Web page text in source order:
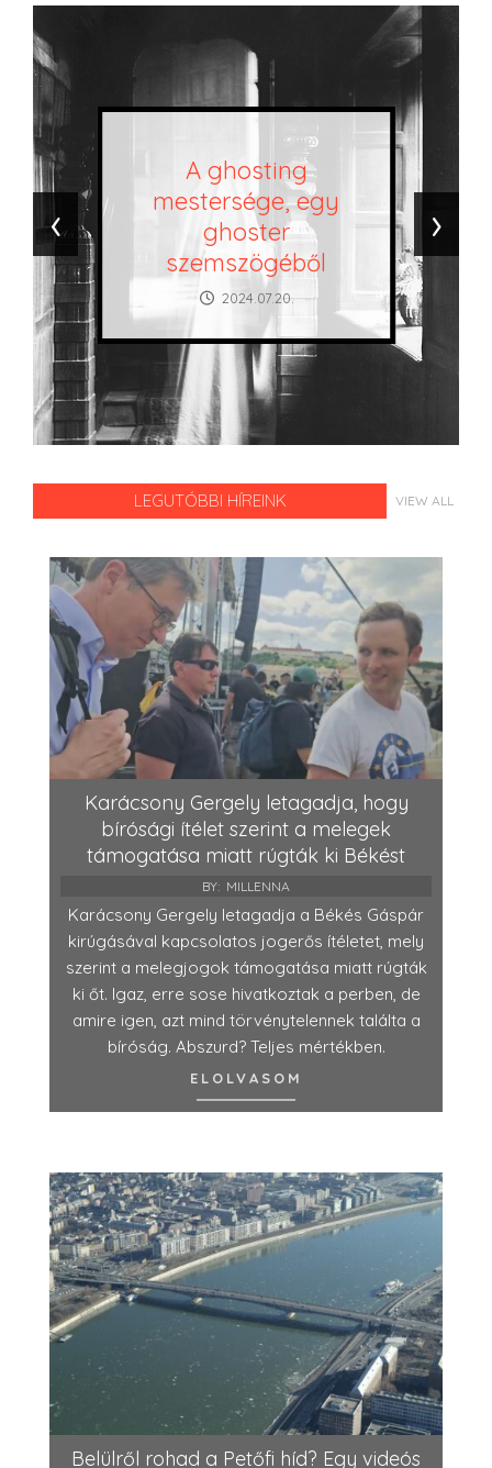
A ghosting
mestersége, egy
ghoster
szemszögéből
2024.07.20.
‹ ›
LEGUTÓBBI HÍREINK VIEW ALL
Karácsony Gergely letagadja, hogy
bírósági ítélet szerint a melegek
támogatása miatt rúgták ki Békést
BY: MILLENNA
Karácsony Gergely letagadja a Békés Gáspár
kirúgásával kapcsolatos jogerős ítéletet, mely
szerint a melegjogok támogatása miatt rúgták
ki őt. Igaz, erre sose hivatkoztak a perben, de
amire igen, azt mind törvénytelennek találta a
bíróság. Abszurd? Teljes mértékben.
ELOLVASOM
Belülről rohad a Petőfi híd? Egy videós